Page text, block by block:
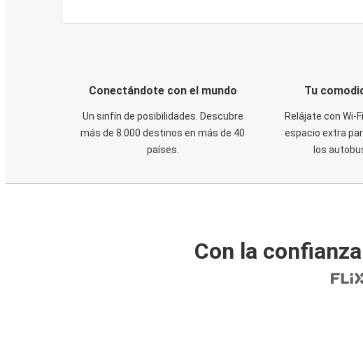
Conectándote con el mundo
Un sinfín de posibilidades. Descubre
más de 8.000 destinos en más de 40
países.
Tu
Relájate con Wi-
espacio extra
los
Con la